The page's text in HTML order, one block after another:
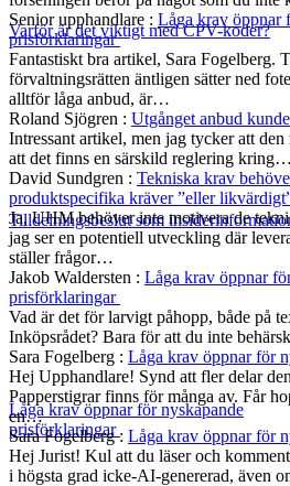
Varför är det viktigt med CPV-koder?
Tilldelningsbeslut som
Låga krav öppnar för nyskapande
prisförklaringar
Senior upphandlare : Låga krav öppnar
prisförklaringar
Fantastiskt bra artikel, Sara Fogelberg.
förvaltningsrätten äntligen sätter ned
alltför låga anbud, är…
Roland Sjögren : Utgånget anbud
Intressant artikel, men jag tycker att
att det finns en särskild reglering kring…
David Sundgren : Tekniska krav
produktspecifika kräver ”eller
Ja, UHM behöver inte motivera de
jag ser en potentiell utveckling där
ställer frågor…
Jakob Waldersten : Låga krav öppnar
prisförklaringar
Vad är det för larvigt påhopp, både på
Inköpsrådet? Bara för att du inte
Sara Fogelberg : Låga krav öppnar för
Hej Upphandlare! Synd att fler delar
Papperstigrar finns för många av. Får
en…
Sara Fogelberg: Låga krav öppnar för
Hej Jurist! Kul att du läser och
i högsta grad icke-AI-genererad, även